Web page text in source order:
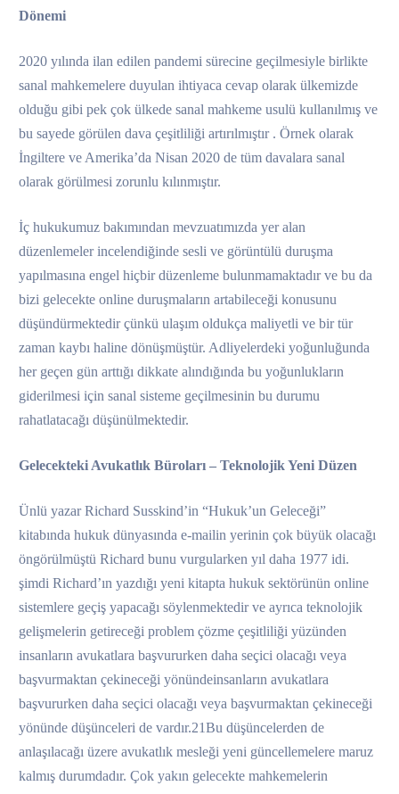
Dönemi
2020 yılında ilan edilen pandemi sürecine geçilmesiyle birlikte
sanal mahkemelere duyulan ihtiyaca cevap olarak ülkemizde
olduğu gibi pek çok ülkede sanal mahkeme usulü kullanılmış ve
bu sayede görülen dava çeşitliliği artırılmıştır . Örnek olarak
İngiltere ve Amerika’da Nisan 2020 de tüm davalara sanal
olarak görülmesi zorunlu kılınmıştır.
İç hukukumuz bakımından mevzuatımızda yer alan
düzenlemeler incelendiğinde sesli ve görüntülü duruşma
yapılmasına engel hiçbir düzenleme bulunmamaktadır ve bu da
bizi gelecekte online duruşmaların artabileceği konusunu
düşündürmektedir çünkü ulaşım oldukça maliyetli ve bir tür
zaman kaybı haline dönüşmüştür. Adliyelerdeki yoğunluğunda
her geçen gün arttığı dikkate alındığında bu yoğunlukların
giderilmesi için sanal sisteme geçilmesinin bu durumu
rahatlatacağı düşünülmektedir.
Gelecekteki Avukatlık Büroları – Teknolojik Yeni Düzen
Ünlü yazar Richard Susskind’in “Hukuk’un Geleceği”
kitabında hukuk dünyasında e-mailin yerinin çok büyük olacağı
öngörülmüştü Richard bunu vurgularken yıl daha 1977 idi.
şimdi Richard’ın yazdığı yeni kitapta hukuk sektörünün online
sistemlere geçiş yapacağı söylenmektedir ve ayrıca teknolojik
gelişmelerin getireceği problem çözme çeşitliliği yüzünden
insanların avukatlara başvururken daha seçici olacağı veya
başvurmaktan çekineceği yönündeinsanların avukatlara
başvururken daha seçici olacağı veya başvurmaktan çekineceği
yönünde düşünceleri de vardır.21Bu düşüncelerden de
anlaşılacağı üzere avukatlık mesleği yeni güncellemelere maruz
kalmış durumdadır. Çok yakın gelecekte mahkemelerin